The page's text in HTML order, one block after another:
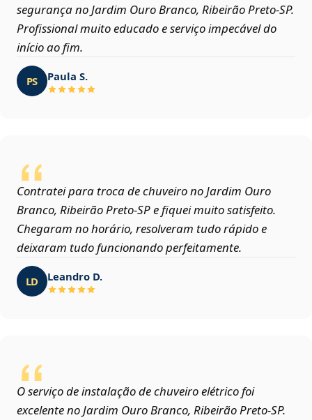
segurança no Jardim Ouro Branco, Ribeirão Preto‑SP.
Profissional muito educado e serviço impecável do
início ao fim.
PS Paula S.
Contratei para troca de chuveiro no Jardim Ouro
Branco, Ribeirão Preto‑SP e fiquei muito satisfeito.
Chegaram no horário, resolveram tudo rápido e
deixaram tudo funcionando perfeitamente.
LD Leandro D.
O serviço de instalação de chuveiro elétrico foi
excelente no Jardim Ouro Branco, Ribeirão Preto‑SP.